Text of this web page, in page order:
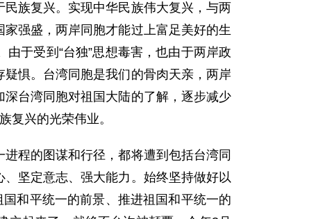
族复兴。实现中华民族伟大复兴，与两
强盛，两岸同胞才能过上富足美好的生
于受到“台独”思想毒害，也由于两岸政
惧。台湾同胞是我们的骨肉天亲，两岸
台湾同胞对祖国大陆的了解，逐步减少
复兴的光荣伟业。
程的图谋和行径，都将遭到包括台湾同
坚定意志、强大能力。始终坚持做好以
和平统一的前景、推进祖国和平统一的